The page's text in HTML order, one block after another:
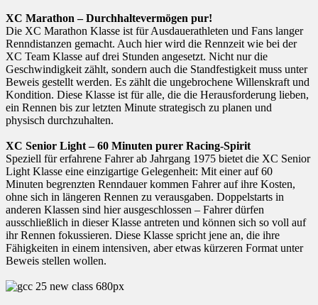
XC Marathon – Durchhaltevermögen pur!
Die XC Marathon Klasse ist für Ausdauerathleten und Fans langer
Renndistanzen gemacht. Auch hier wird die Rennzeit wie bei der
XC Team Klasse auf drei Stunden angesetzt. Nicht nur die
Geschwindigkeit zählt, sondern auch die Standfestigkeit muss unter
Beweis gestellt werden. Es zählt die ungebrochene Willenskraft und
Kondition. Diese Klasse ist für alle, die die Herausforderung lieben,
ein Rennen bis zur letzten Minute strategisch zu planen und
physisch durchzuhalten.
XC Senior Light – 60 Minuten purer Racing-Spirit
Speziell für erfahrene Fahrer ab Jahrgang 1975 bietet die XC Senior
Light Klasse eine einzigartige Gelegenheit: Mit einer auf 60
Minuten begrenzten Renndauer kommen Fahrer auf ihre Kosten,
ohne sich in längeren Rennen zu verausgaben. Doppelstarts in
anderen Klassen sind hier ausgeschlossen – Fahrer dürfen
ausschließlich in dieser Klasse antreten und können sich so voll auf
ihr Rennen fokussieren. Diese Klasse spricht jene an, die ihre
Fähigkeiten in einem intensiven, aber etwas kürzeren Format unter
Beweis stellen wollen.